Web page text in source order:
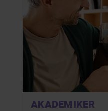
AKADEMIKER